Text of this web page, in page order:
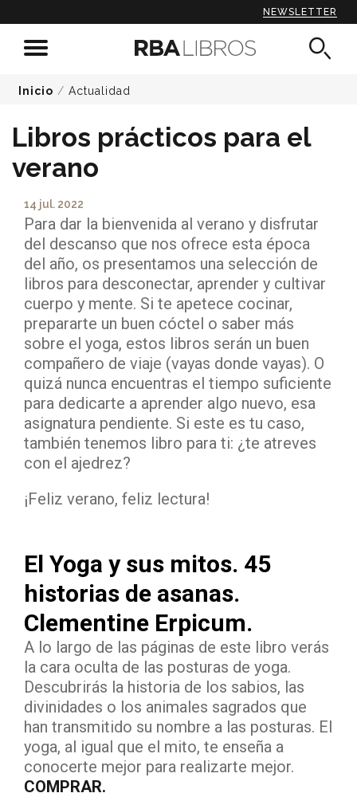
NEWSLETTER
Inicio / Actualidad
Libros prácticos para el
verano
14 jul. 2022
Para dar la bienvenida al verano y disfrutar
del descanso que nos ofrece esta época
del año, os presentamos una selección de
libros para desconectar, aprender y cultivar
cuerpo y mente. Si te apetece cocinar,
prepararte un buen cóctel o saber más
sobre el yoga, estos libros serán un buen
compañero de viaje (vayas donde vayas). O
quizá nunca encuentras el tiempo suficiente
para dedicarte a aprender algo nuevo, esa
asignatura pendiente. Si este es tu caso,
también tenemos libro para ti: ¿te atreves
con el ajedrez?
¡Feliz verano, feliz lectura!
El Yoga y sus mitos. 45
historias de asanas.
Clementine Erpicum.
A lo largo de las páginas de este libro verás
la cara oculta de las posturas de yoga.
Descubrirás la historia de los sabios, las
divinidades o los animales sagrados que
han transmitido su nombre a las posturas. El
yoga, al igual que el mito, te enseña a
conocerte mejor para realizarte mejor.
COMPRAR.